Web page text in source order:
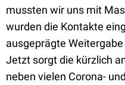
mussten wir uns mit
wurden die Kontakte
ausgeprägte
Jetzt sorgt die kürzlich
neben vielen Corona-